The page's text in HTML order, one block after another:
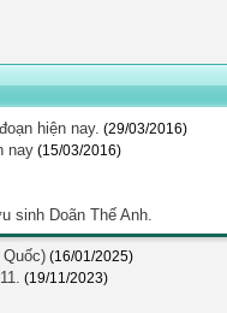
hiện nay. (29/03/2016)
nay (15/03/2016)
sinh Doãn Thế Anh.
(16/01/2025)
(19/11/2023)